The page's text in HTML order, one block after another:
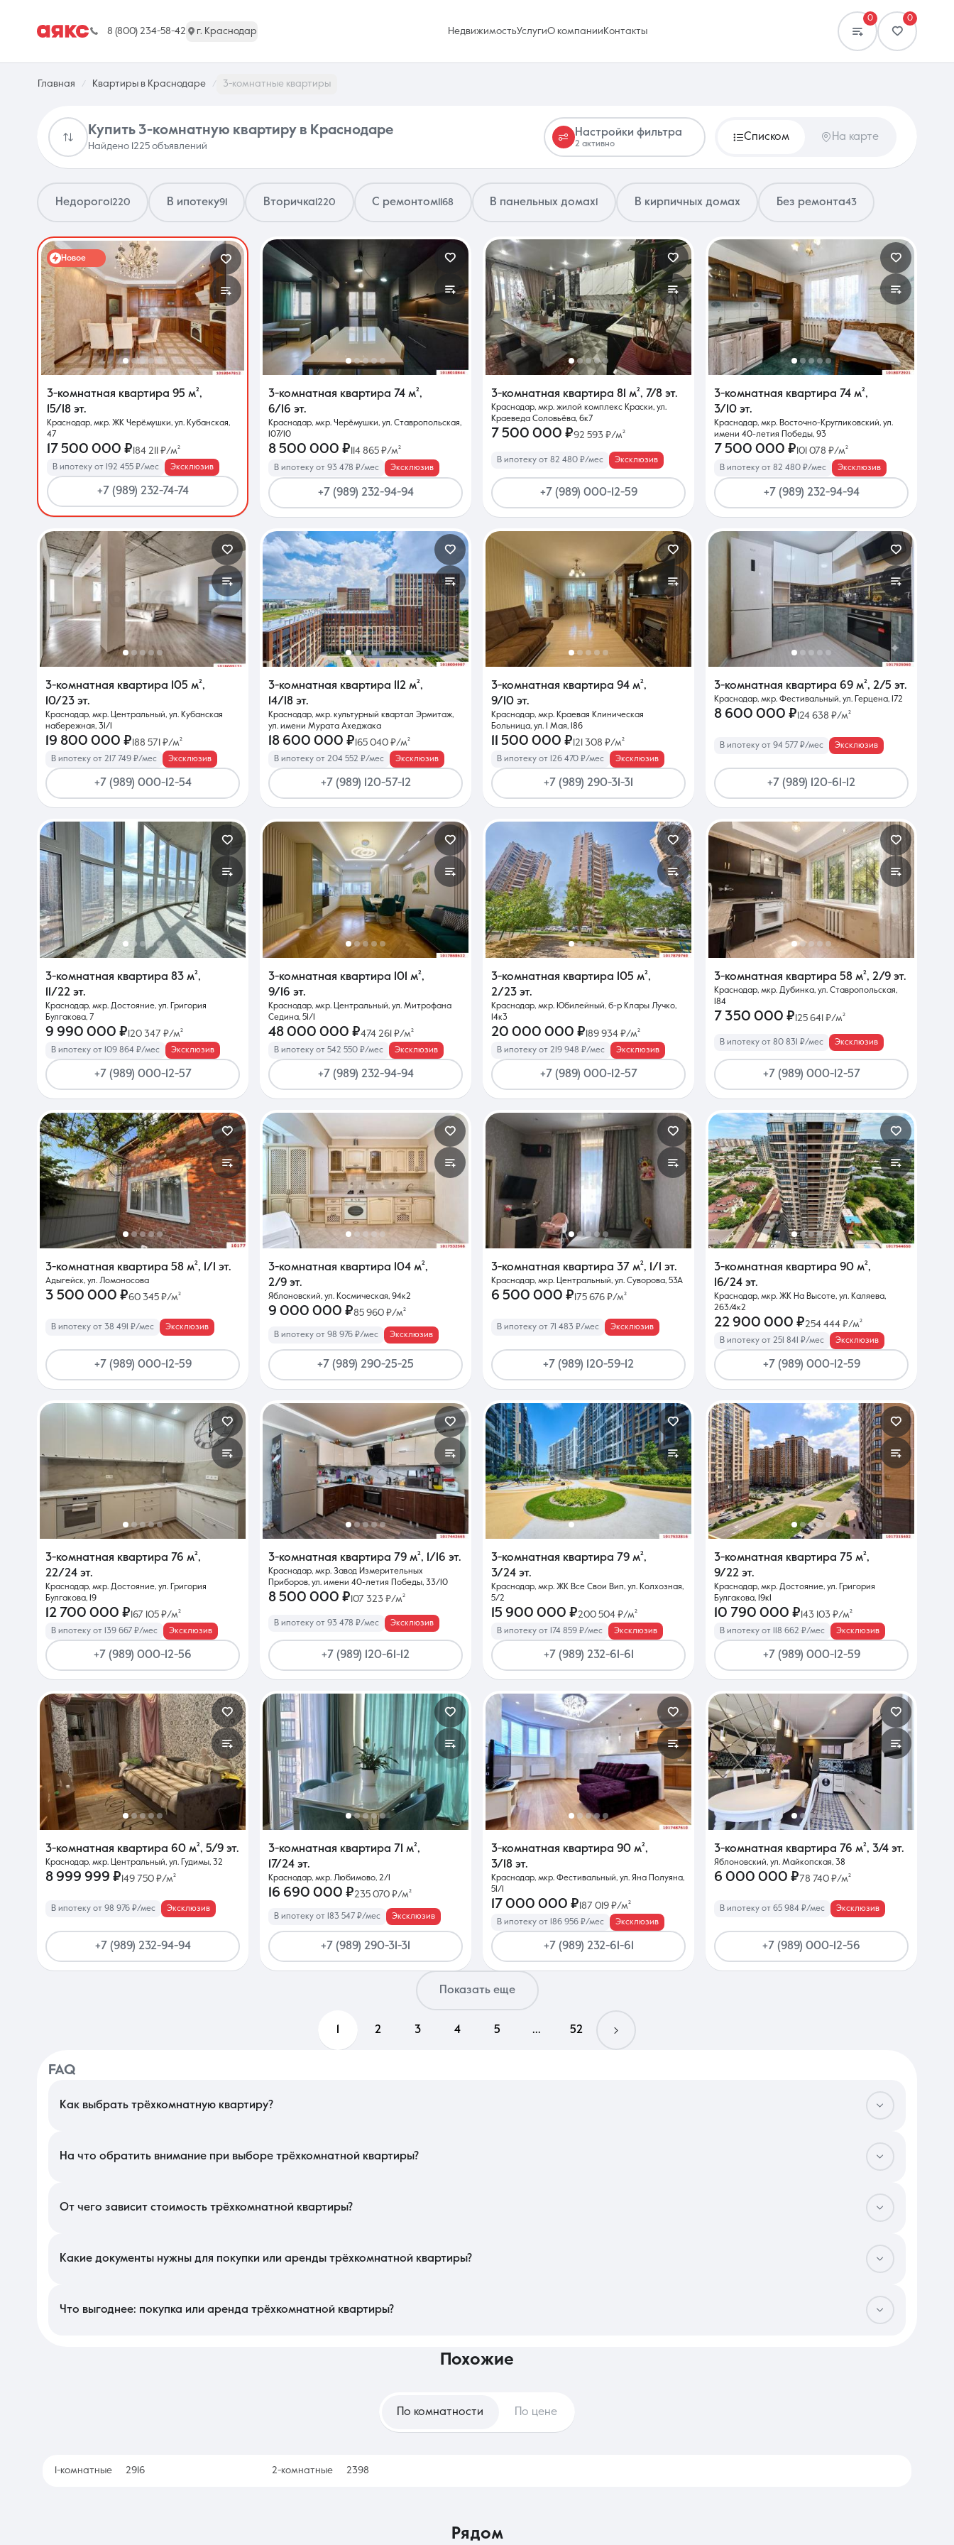
8 (800) 234-58-42 г. Краснодар НедвижимостьУслугиО компании Контакты
0 0
Избранное Сравнение
Недвижимость Услуги
О компании Контакты
8 (861) 297-00-00
Ежедневно с 08:30 до 20:00
Главная Квартиры в Краснодаре 3-комнатные квартиры
Купить 3-комнатную квартиру в Краснодаре
Найдено 1225 объявлений
Настройки фильтра
2 активно
Списком На карте
Недорого1220 В ипотеку91 Вторичка1220 С ремонтом1168 В панельных домах1 В кирпичных домах Без ремонта43
3-комнатная квартира 95 м²,
15/18 эт.
Краснодар, мкр. ЖК Черёмушки, ул. Кубанская,
47
17 500 000 ₽184 211 ₽/м²
В ипотеку от 192 455 ₽/мес Эксклюзив
+7 (989) 232-74-74
Новое
3-комнатная квартира 74 м²,
6/16 эт.
Краснодар, мкр. Черёмушки, ул. Ставропольская,
107/10
8 500 000 ₽ 114 865 ₽/м²
В ипотеку от 93 478 ₽/мес Эксклюзив
+7 (989) 232-94-94
3-комнатная квартира 81 м², 7/8 эт.
Краснодар, мкр. жилой комплекс Краски, ул.
Краеведа Соловьёва, 6к7
7 500 000 ₽92 593 ₽/м²
В ипотеку от 82 480 ₽/мес Эксклюзив
+7 (989) 000-12-59
3-комнатная квартира 74 м²,
3/10 эт.
Краснодар, мкр. Восточно-Кругликовский, ул.
имени 40-летия Победы, 93
7 500 000 ₽ 101 078 ₽/м²
В ипотеку от 82 480 ₽/мес Эксклюзив
+7 (989) 232-94-94
3-комнатная квартира 105 м²,
10/23 эт.
Краснодар, мкр. Центральный, ул. Кубанская
набережная, 31/1
19 800 000 ₽ 188 571 ₽/м²
В ипотеку от 217 749 ₽/мес Эксклюзив
+7 (989) 000-12-54
3-комнатная квартира 112 м²,
14/18 эт.
Краснодар, мкр. культурный квартал Эрмитаж,
ул. имени Мурата Ахеджака
18 600 000 ₽ 165 040 ₽/м²
В ипотеку от 204 552 ₽/мес Эксклюзив
+7 (989) 120-57-12
3-комнатная квартира 94 м²,
9/10 эт.
Краснодар, мкр. Краевая Клиническая
Больница, ул. 1 Мая, 186
11 500 000 ₽ 121 308 ₽/м²
В ипотеку от 126 470 ₽/мес Эксклюзив
+7 (989) 290-31-31
3-комнатная квартира 69 м², 2/5 эт.
Краснодар, мкр. Фестивальный, ул. Герцена, 172
8 600 000 ₽ 124 638 ₽/м²
В ипотеку от 94 577 ₽/мес Эксклюзив
+7 (989) 120-61-12
3-комнатная квартира 83 м²,
11/22 эт.
Краснодар, мкр. Достояние, ул. Григория
Булгакова, 7
9 990 000 ₽120 347 ₽/м²
В ипотеку от 109 864 ₽/мес Эксклюзив
+7 (989) 000-12-57
3-комнатная квартира 101 м²,
9/16 эт.
Краснодар, мкр. Центральный, ул. Митрофана
Седина, 51/1
48 000 000 ₽474 261 ₽/м²
В ипотеку от 542 550 ₽/мес Эксклюзив
+7 (989) 232-94-94
3-комнатная квартира 105 м²,
2/23 эт.
Краснодар, мкр. Юбилейный, б-р Клары Лучко,
14к3
20 000 000 ₽189 934 ₽/м²
В ипотеку от 219 948 ₽/мес Эксклюзив
+7 (989) 000-12-57
3-комнатная квартира 58 м², 2/9 эт.
Краснодар, мкр. Дубинка, ул. Ставропольская,
184
7 350 000 ₽125 641 ₽/м²
В ипотеку от 80 831 ₽/мес Эксклюзив
+7 (989) 000-12-57
3-комнатная квартира 58 м², 1/1 эт.
Адыгейск, ул. Ломоносова
3 500 000 ₽60 345 ₽/м²
В ипотеку от 38 491 ₽/мес Эксклюзив
+7 (989) 000-12-59
3-комнатная квартира 104 м²,
2/9 эт.
Яблоновский, ул. Космическая, 94к2
9 000 000 ₽85 960 ₽/м²
В ипотеку от 98 976 ₽/мес Эксклюзив
+7 (989) 290-25-25
3-комнатная квартира 37 м², 1/1 эт.
Краснодар, мкр. Центральный, ул. Суворова, 53А
6 500 000 ₽ 175 676 ₽/м²
В ипотеку от 71 483 ₽/мес Эксклюзив
+7 (989) 120-59-12
3-комнатная квартира 90 м²,
16/24 эт.
Краснодар, мкр. ЖК На Высоте, ул. Каляева,
263/4к2
22 900 000 ₽254 444 ₽/м²
В ипотеку от 251 841 ₽/мес Эксклюзив
+7 (989) 000-12-59
3-комнатная квартира 76 м²,
22/24 эт.
Краснодар, мкр. Достояние, ул. Григория
Булгакова, 19
12 700 000 ₽ 167 105 ₽/м²
В ипотеку от 139 667 ₽/мес Эксклюзив
+7 (989) 000-12-56
3-комнатная квартира 79 м², 1/16 эт.
Краснодар, мкр. Завод Измерительных
Приборов, ул. имени 40-летия Победы, 33/10
8 500 000 ₽ 107 323 ₽/м²
В ипотеку от 93 478 ₽/мес Эксклюзив
+7 (989) 120-61-12
3-комнатная квартира 79 м²,
3/24 эт.
Краснодар, мкр. ЖК Все Свои Вип, ул. Колхозная,
5/2
15 900 000 ₽200 504 ₽/м²
В ипотеку от 174 859 ₽/мес Эксклюзив
+7 (989) 232-61-61
3-комнатная квартира 75 м²,
9/22 эт.
Краснодар, мкр. Достояние, ул. Григория
Булгакова, 19к1
10 790 000 ₽ 143 103 ₽/м²
В ипотеку от 118 662 ₽/мес Эксклюзив
+7 (989) 000-12-59
3-комнатная квартира 60 м², 5/9 эт.
Краснодар, мкр. Центральный, ул. Гудимы, 32
8 999 999 ₽149 750 ₽/м²
В ипотеку от 98 976 ₽/мес Эксклюзив
+7 (989) 232-94-94
3-комнатная квартира 71 м²,
17/24 эт.
Краснодар, мкр. Любимово, 2/1
16 690 000 ₽235 070 ₽/м²
В ипотеку от 183 547 ₽/мес Эксклюзив
+7 (989) 290-31-31
3-комнатная квартира 90 м²,
3/18 эт.
Краснодар, мкр. Фестивальный, ул. Яна Полуяна,
51/1
17 000 000 ₽187 019 ₽/м²
В ипотеку от 186 956 ₽/мес Эксклюзив
+7 (989) 232-61-61
3-комнатная квартира 76 м², 3/4 эт.
Яблоновский, ул. Майкопская, 38
6 000 000 ₽78 740 ₽/м²
В ипотеку от 65 984 ₽/мес Эксклюзив
+7 (989) 000-12-56
Показать еще
2 3 4 5 ... 52
FAQ
Как выбрать трёхкомнатную квартиру?
На что обратить внимание при выборе трёхкомнатной квартиры?
От чего зависит стоимость трёхкомнатной квартиры?
Какие документы нужны для покупки или аренды трёхкомнатной квартиры?
Что выгоднее: покупка или аренда трёхкомнатной квартиры?
владение оказывается экономичнее, так как арендные ставки на многокомнатные лоты стабильно растут вслед за спросом.
похожие
По комнатности По цене
1-комнатные 2916 2-комнатные 2398
рядом